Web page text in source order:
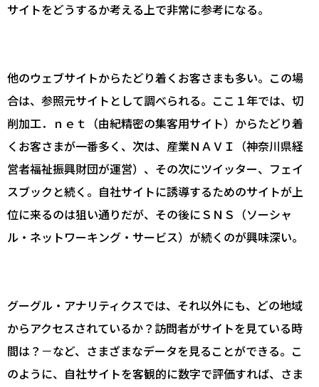
サイトをどうするか考える上で非常に参考になる。
他のウェブサイトからたどり着くお客さまも多い。この場
合は、参照元サイトとして調べられる。ここ１年では、切
削加工．ｎｅｔ（由紀精密の集客用サイト）からたどり着
くお客さまが一番多く、次は、産業ＮＡＶＩ（神奈川県経
営者福祉振興財団が運営）、その次にツイッター、フェイ
スブックと続く。自社サイトに誘導するためのサイトが上
位に来るのは狙い通りだが、その後にＳＮＳ（ソーシャ
ル・ネットワーキング・サービス）が続くのが興味深い。
グーグル・アナリティクスでは、それ以外にも、どの地域
からアクセスされているか？訪問者がサイトを見ている時
間は？－など、さまざまなデータを見ることができる。こ
のように、自社サイトを客観的に数字で評価すれば、さま